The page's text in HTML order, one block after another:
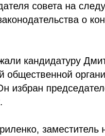
совета на
о
кандидатуру
общественной
избран
заместитель